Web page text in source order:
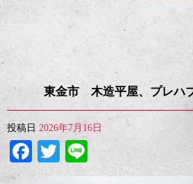
東金市 木造平屋、プレハ
投稿日 2026年7月16日
Facebook
TwitterLine